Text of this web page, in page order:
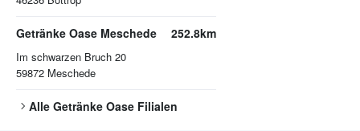
Getränke Oase Meschede
Im schwarzen Bruch 20
59872 Meschede
252.8km
Alle Getränke Oase Filialen